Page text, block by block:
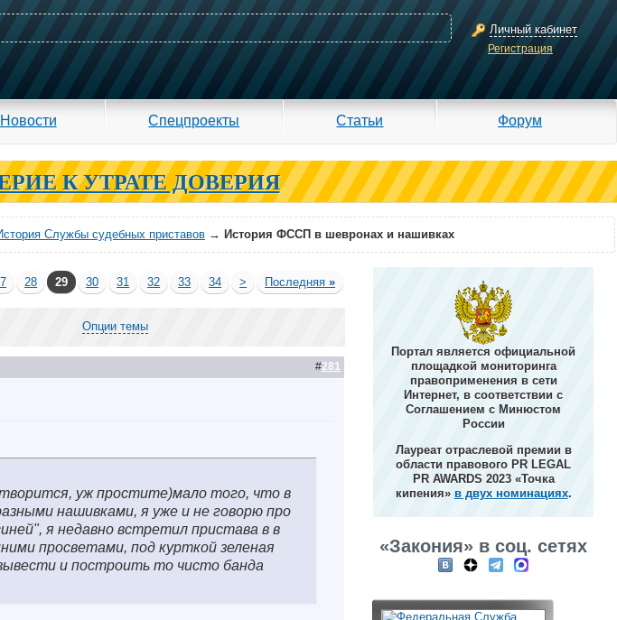
Личный кабинет
Регистрация
Новости Спецпроекты Статьи Форум
К УТРАТЕ ДОВЕРИЯ
Службы судебных приставов → История ФССП в шевронах и нашивках
28 29 30 31 32 33 34 > Последняя»
Опции темы
#281
уж простите)мало того, что в
нашивками, я уже и не говорю про
я недавно встретил пристава в в
просветами, под курткой зеленая
и построить то чисто банда
Портал является официальной
площадкой мониторинга
правоприменения в сети
Интернет, в соответствии с
Соглашением с Минюстом
России
Лауреат отраслевой премии в
области правового PR LEGAL
PR AWARDS 2023 «Точка
кипения» в двух номинациях.
«Закония» в соц. сетях